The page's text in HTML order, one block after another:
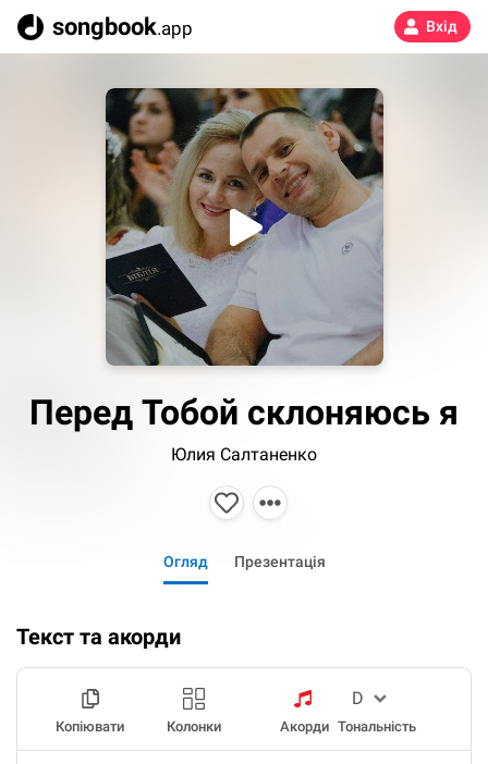
songbook.app Вхід
Перед Тобой склоняюсь я
Юлия Салтаненко
Огляд Презентація
Текст та акорди
Копіювати Колонки Акорди Тональність